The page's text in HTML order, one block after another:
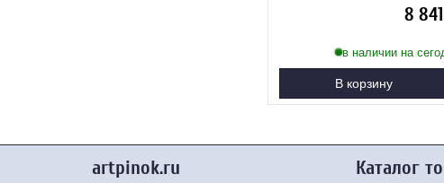
8
в наличии на
В корзину
artpinok.ru Каталог